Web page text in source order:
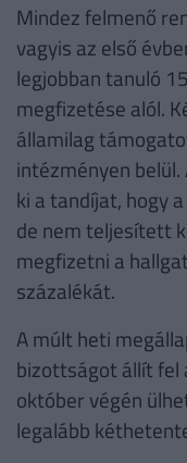
Mindez felmenő
vagyis az első
legjobban tanuló
megfizetése alól.
államilag
intézményen
ki a tandíjat, hogy
de nem teljesített
megfizetni a
százalékát.
A múlt heti
bizottságot állít fel
október végén
legalább